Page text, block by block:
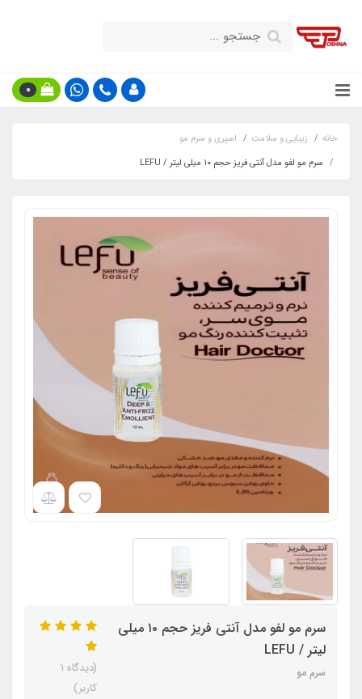
0
خانه زیبایی و سلامت
اسپری و سرم مو
سرم مو لفو مدل آنتی فریز حجم ۱۰ میلی لیتر / LEFU
سرم مو لفو مدل آنتی فریز حجم ۱۰ میلی
لیتر / LEFU
سرم مو
(دیدگاه 1
کاربر)